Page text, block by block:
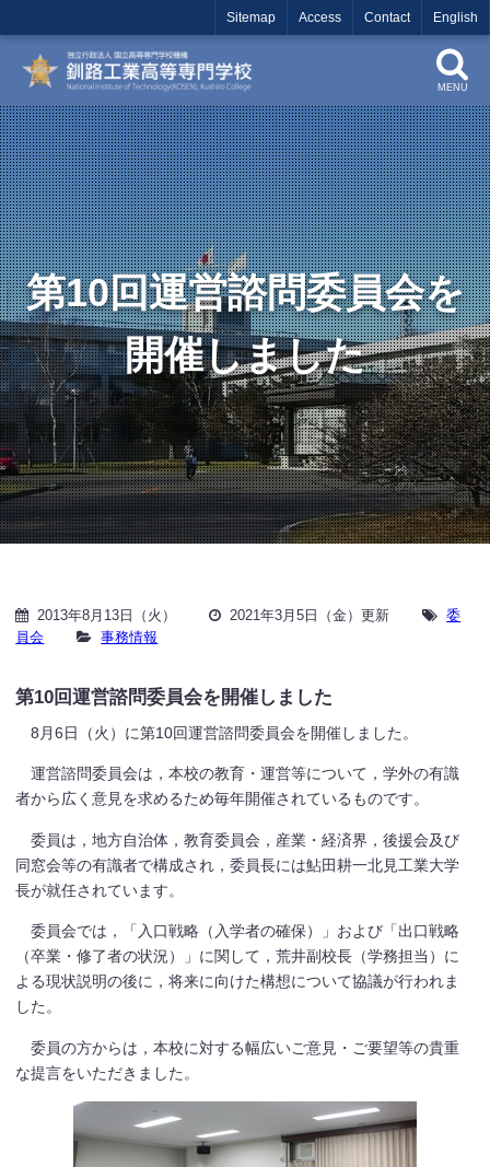
Sitemap Access Contact English
MENU
第10回運営諮問委員会を
開催しました
2013年8月13日（火） 2021年3月5日（金）更新
委
員会
事務情報
第10回運営諮問委員会を開催しました
8月6日（火）に第10回運営諮問委員会を開催しました。
運営諮問委員会は，本校の教育・運営等について，学外の有識
者から広く意見を求めるため毎年開催されているものです。
委員は，地方自治体，教育委員会，産業・経済界，後援会及び
同窓会等の有識者で構成され，委員長には鮎田耕一北見工業大学
長が就任されています。
委員会では，「入口戦略（入学者の確保）」および「出口戦略
（卒業・修了者の状況）」に関して，荒井副校長（学務担当）に
よる現状説明の後に，将来に向けた構想について協議が行われま
した。
委員の方からは，本校に対する幅広いご意見・ご要望等の貴重
な提言をいただきました。